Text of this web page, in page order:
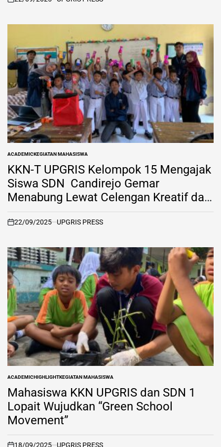
on
POSTED
IN
ACADEMICKEGIATAN MAHASISWA
KKN-T UPGRIS Kelompok 15 Mengajak
Siswa SDN Candirejo Gemar
Menabung Lewat Celengan Kreatif dari
Botol Bekas
on
22/09/2025 UPGRIS PRESS
POSTED
IN
ACADEMICHIGHLIGHTKEGIATAN MAHASISWA
Mahasiswa KKN UPGRIS dan SDN 1
Lopait Wujudkan “Green School
Movement”
18/09/2025 UPGRIS PRESS